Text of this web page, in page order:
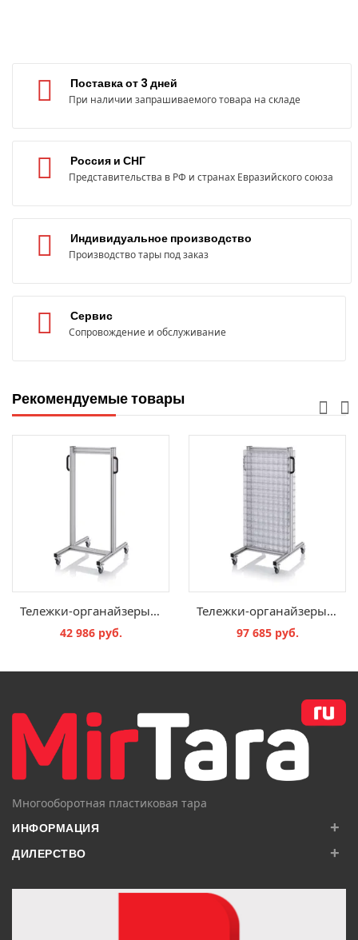
Поставка от 3 дней
При наличии запрашиваемого товара на складе
Россия и СНГ
Представительства в РФ и странах Евразийского союза
Индивидуальное производство
Производство тары под заказ
Сервис
Сопровождение и обслуживание
Рекомендуемые товары
Тележки-органайзеры для опрокидываемых ящиков SK.T
42 986 руб.
Тележки-органайзеры для опрокидываемых ящиков SK.T.9
97 685 руб.
Многооборотная пластиковая тара
ИНФОРМАЦИЯ +
ДИЛЕРСТВО +